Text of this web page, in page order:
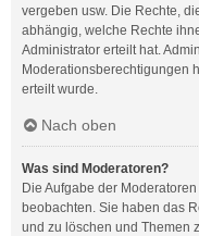
vergeben usw. Die Rechte,
abhängig, welche Rechte
Administrator erteilt hat.
Moderationsberechtigungen
erteilt wurde.
Nach oben
Was sind Moderatoren?
Die Aufgabe der
beobachten. Sie haben das
und zu löschen und Themen